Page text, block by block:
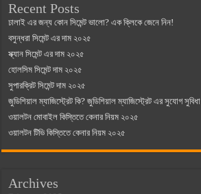
Recent Posts
ঢালাই এর জন্য কোন সিমেন্ট ভালো? এক ক্লিকে জেনে নিন!
বসুন্ধরা সিমেন্ট এর দাম ২০২৫
স্ক্যান সিমেন্ট এর দাম ২০২৫
হোলসিম সিমেন্ট দাম ২০২৫
সুপারক্রিট সিমেন্ট দাম ২০২৫
জুডিশিয়াল ম্যাজিস্ট্রেট কি? জুডিশিয়াল ম্যাজিস্ট্রেট এর সুযোগ সুবিধা
ওয়ালটন মোবাইল কিস্তিতে কেনার নিয়ম ২০২৫
ওয়ালটন টিভি কিস্তিতে কেনার নিয়ম ২০২৫
Archives